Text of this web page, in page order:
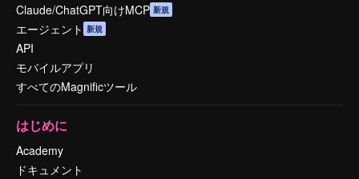
Claude/ChatGPT向けMCP 新規
エージェント 新規
API
モバイルアプリ
すべてのMagnificツール
はじめに
Academy
ドキュメント